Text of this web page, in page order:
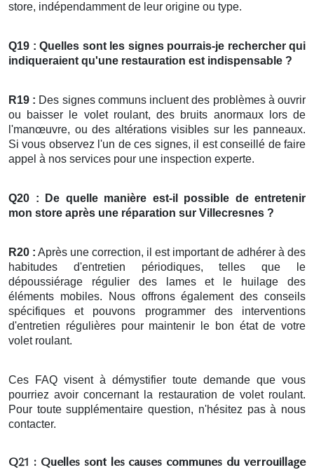
store, indépendamment de leur origine ou type.
Q19 : Quelles sont les signes pourrais-je rechercher qui
indiqueraient qu'une restauration est indispensable ?
R19 : Des signes communs incluent des problèmes à ouvrir
ou baisser le volet roulant, des bruits anormaux lors de
l'manœuvre, ou des altérations visibles sur les panneaux.
Si vous observez l'un de ces signes, il est conseillé de faire
appel à nos services pour une inspection experte.
Q20 : De quelle manière est-il possible de entretenir
mon store après une réparation sur Villecresnes ?
R20 : Après une correction, il est important de adhérer à des
habitudes d'entretien périodiques, telles que le
dépoussiérage régulier des lames et le huilage des
éléments mobiles. Nous offrons également des conseils
spécifiques et pouvons programmer des interventions
d'entretien régulières pour maintenir le bon état de votre
volet roulant.
Ces FAQ visent à démystifier toute demande que vous
pourriez avoir concernant la restauration de volet roulant.
Pour toute supplémentaire question, n'hésitez pas à nous
contacter.
Q21 : Quelles sont les causes communes du verrouillage